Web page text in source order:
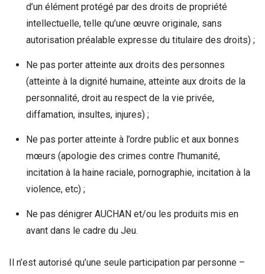
d’un élément protégé par des droits de propriété
intellectuelle, telle qu’une œuvre originale, sans
autorisation préalable expresse du titulaire des droits) ;
Ne pas porter atteinte aux droits des personnes
(atteinte à la dignité humaine, atteinte aux droits de la
personnalité, droit au respect de la vie privée,
diffamation, insultes, injures) ;
Ne pas porter atteinte à l’ordre public et aux bonnes
mœurs (apologie des crimes contre l’humanité,
incitation à la haine raciale, pornographie, incitation à la
violence, etc) ;
Ne pas dénigrer AUCHAN et/ou les produits mis en
avant dans le cadre du Jeu.
Il n’est autorisé qu’une seule participation par personne –